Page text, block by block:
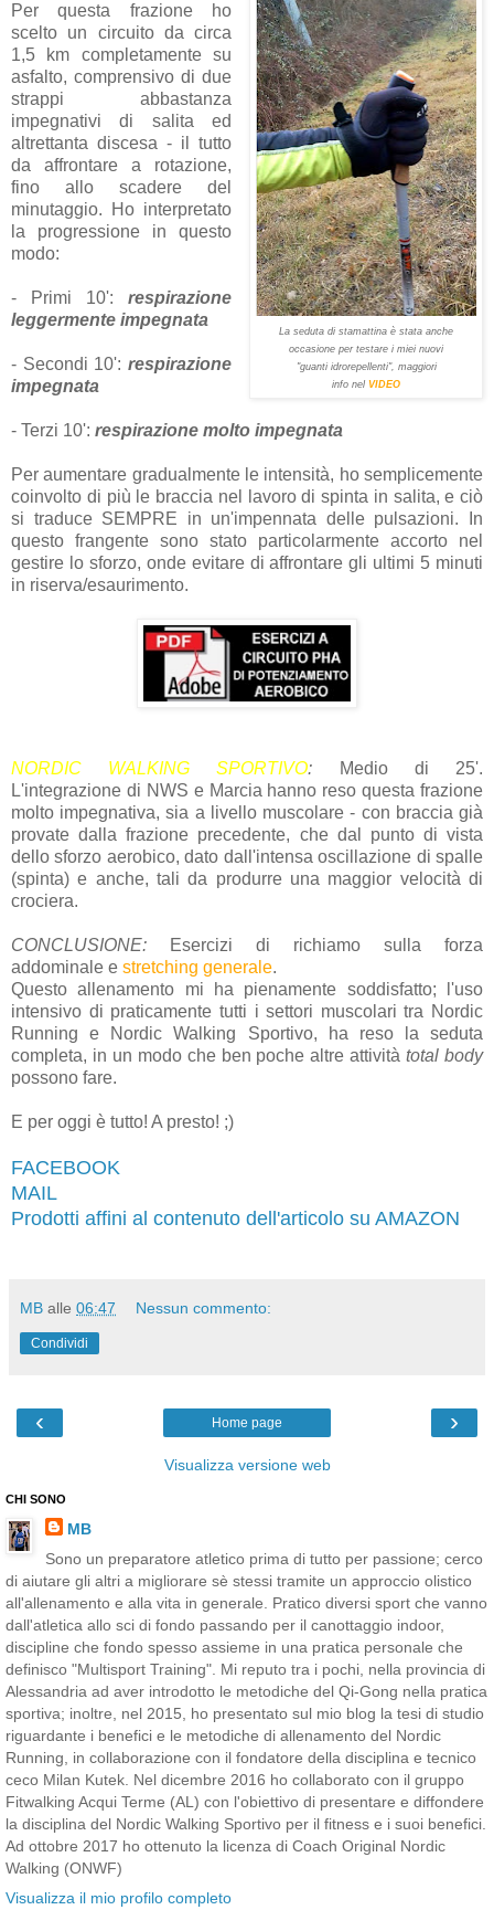
La seduta di stamattina è stata anche
occasione per testare i miei nuovi
"guanti idrorepellenti", maggiori
info nel VIDEO
Per questa frazione ho
scelto un circuito da circa
1,5 km completamente su
asfalto, comprensivo di due
strappi abbastanza
impegnativi di salita ed
altrettanta discesa - il tutto
da affrontare a rotazione,
fino allo scadere del
minutaggio. Ho interpretato
la progressione in questo
modo:
- Primi 10':respirazione
leggermente impegnata
- Secondi 10': respirazione
impegnata
- Terzi 10': respirazione molto impegnata
Per aumentare gradualmente le intensità, ho semplicemente
coinvolto di più le braccia nel lavoro di spinta in salita, e ciò
si traduce SEMPRE in un'impennata delle pulsazioni. In
questo frangente sono stato particolarmente accorto nel
gestire lo sforzo, onde evitare di affrontare gli ultimi 5 minuti
in riserva/esaurimento.
NORDIC WALKING SPORTIVO:
Medio di 25'.
L'integrazione di NWS e Marcia hanno reso questa frazione
molto impegnativa, sia a livello muscolare - con braccia già
provate dalla frazione precedente, che dal punto di vista
dello sforzo aerobico, dato dall'intensa oscillazione di spalle
(spinta) e anche, tali da produrre una maggior velocità di
crociera.
CONCLUSIONE: Esercizi di richiamo sulla forza
addominale e stretching generale.
Questo allenamento mi ha pienamente soddisfatto; l'uso
intensivo di praticamente tutti i settori muscolari tra Nordic
Running e Nordic Walking Sportivo, ha reso la seduta
completa, in un modo che ben poche altre attivitàtotal body
possono fare.
E per oggi è tutto! A presto! ;)
FACEBOOK
MAIL
Prodotti affini al contenuto dell'articolo su AMAZON
MB alle 06:47 Nessun commento:
Condividi
‹ ›
Home page
Visualizza versione web
CHI SONO
MB
Sono un preparatore atletico prima di tutto per passione; cerco
di aiutare gli altri a migliorare sè stessi tramite un approccio olistico
all'allenamento e alla vita in generale. Pratico diversi sport che vanno
dall'atletica allo sci di fondo passando per il canottaggio indoor,
discipline che fondo spesso assieme in una pratica personale che
definisco "Multisport Training". Mi reputo tra i pochi, nella provincia di
Alessandria ad aver introdotto le metodiche del Qi-Gong nella pratica
sportiva; inoltre, nel 2015, ho presentato sul mio blog la tesi di studio
riguardante i benefici e le metodiche di allenamento del Nordic
Running, in collaborazione con il fondatore della disciplina e tecnico
ceco Milan Kutek. Nel dicembre 2016 ho collaborato con il gruppo
Fitwalking Acqui Terme (AL) con l'obiettivo di presentare e diffondere
la disciplina del Nordic Walking Sportivo per il fitness e i suoi benefici.
Ad ottobre 2017 ho ottenuto la licenza di Coach Original Nordic
Walking (ONWF)
Visualizza il mio profilo completo